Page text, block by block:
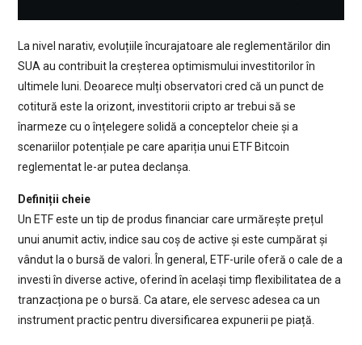
La nivel narativ, evoluțiile încurajatoare ale reglementărilor din
SUA au contribuit la creșterea optimismului investitorilor în
ultimele luni. Deoarece mulți observatori cred că un punct de
cotitură este la orizont, investitorii cripto ar trebui să se
înarmeze cu o înțelegere solidă a conceptelor cheie și a
scenariilor potențiale pe care apariția unui ETF Bitcoin
reglementat le-ar putea declanșa.
Definiții cheie
Un ETF este un tip de produs financiar care urmărește prețul
unui anumit activ, indice sau coș de active și este cumpărat și
vândut la o bursă de valori. În general, ETF-urile oferă o cale de a
investi în diverse active, oferind în același timp flexibilitatea de a
tranzacționa pe o bursă. Ca atare, ele servesc adesea ca un
instrument practic pentru diversificarea expunerii pe piață.